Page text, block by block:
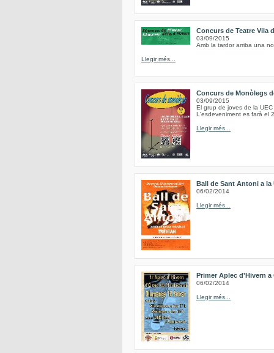
Concurs de Teatre Vila
03/09/2015
Amb la tardor arriba una
Llegir més...
Concurs de Monòlegs
03/09/2015
El grup de joves de la
L'esdeveniment es farà el
Llegir més...
Ball de Sant Antoni a la
06/02/2014
Llegir més...
Primer Aplec d'Hivern a
06/02/2014
Llegir més...